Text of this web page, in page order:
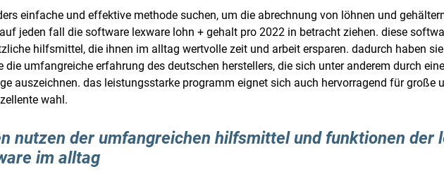
einfache und effektive methode suchen, um die abrechnung von löhnen und
jeden fall die software lexware lohn + gehalt pro 2022 in betracht ziehen. diese
hilfsmittel, die ihnen im alltag wertvolle zeit und arbeit ersparen. dadurch haben
die umfangreiche erfahrung des deutschen herstellers, die sich unter anderem durch
auszeichnen. das leistungsstarke programm eignet sich auch hervorragend für große
wahl.
nutzen der umfangreichen hilfsmittel und funktionen der
im alltag